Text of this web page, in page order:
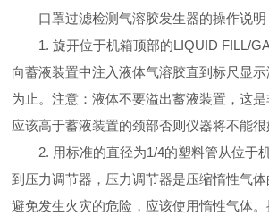
口罩过滤检测气溶胶发生器的操作说明
1. 旋开位于机箱顶部的LIQUID FILL/
向蓄液装置中注入液体气溶胶直到标尺显
为止。注意：液体不要溢出蓄液装置，这
应该高于蓄液装置的颈部否则仪器将不能很
2. 用标准的直径为1/4的塑料管从位于
到压力调节器，压力调节器是压缩惰性气
避免发生火灾的危险，应该使用惰性气体